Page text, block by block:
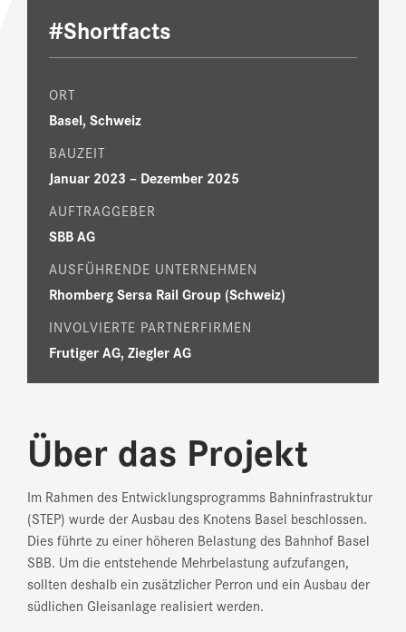
#Shortfacts
ORT
Basel, Schweiz
BAUZEIT
Januar 2023 – Dezember 2025
AUFTRAGGEBER
SBB AG
AUSFÜHRENDE UNTERNEHMEN
Rhomberg Sersa Rail Group (Schweiz)
INVOLVIERTE PARTNERFIRMEN
Frutiger AG, Ziegler AG
Über das Projekt
Im Rahmen des Entwicklungsprogramms Bahninfrastruktur
(STEP) wurde der Ausbau des Knotens Basel beschlossen.
Dies führte zu einer höheren Belastung des Bahnhof Basel
SBB. Um die entstehende Mehrbelastung aufzufangen,
sollten deshalb ein zusätzlicher Perron und ein Ausbau der
südlichen Gleisanlage realisiert werden.